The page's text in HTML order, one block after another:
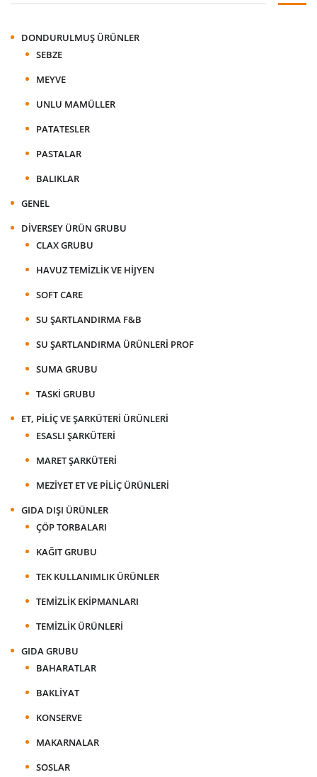
DONDURULMUŞ ÜRÜNLER
SEBZE
MEYVE
UNLU MAMÜLLER
PATATESLER
PASTALAR
BALIKLAR
GENEL
DIVERSEY ÜRÜN GRUBU
CLAX GRUBU
HAVUZ TEMIZLIK VE HIJYEN
SOFT CARE
SU ŞARTLANDIRMA F&B
SU ŞARTLANDIRMA ÜRÜNLERI PROF
SUMA GRUBU
TASKI GRUBU
ET, PILIÇ VE ŞARKÜTERI ÜRÜNLERI
ESASLI ŞARKÜTERI
MARET ŞARKÜTERI
MEZIYET ET VE PILIÇ ÜRÜNLERI
GIDA DIŞI ÜRÜNLER
ÇÖP TORBALARI
KAĞIT GRUBU
TEK KULLANIMLIK ÜRÜNLER
TEMIZLIK EKIPMANLARI
TEMIZLIK ÜRÜNLERI
GIDA GRUBU
BAHARATLAR
BAKLIYAT
KONSERVE
MAKARNALAR
SOSLAR